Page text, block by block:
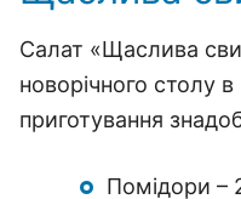
Салат «Щаслива
новорічного столу
приготування
Помідори –